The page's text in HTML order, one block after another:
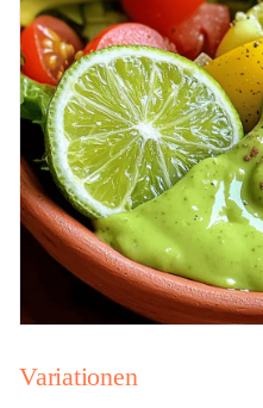
Variationen